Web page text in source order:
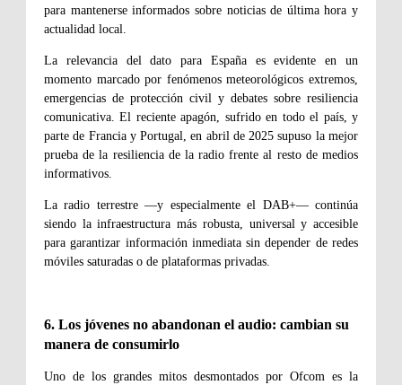
para mantenerse informados sobre noticias de última hora y
actualidad local.
La relevancia del dato para España es evidente en un
momento marcado por fenómenos meteorológicos extremos,
emergencias de protección civil y debates sobre resiliencia
comunicativa. El reciente apagón, sufrido en todo el país, y
parte de Francia y Portugal, en abril de 2025 supuso la mejor
prueba de la resiliencia de la radio frente al resto de medios
informativos.
La radio terrestre —y especialmente el DAB+— continúa
siendo la infraestructura más robusta, universal y accesible
para garantizar información inmediata sin depender de redes
móviles saturadas o de plataformas privadas.
6. Los jóvenes no abandonan el audio: cambian su
manera de consumirlo
Uno de los grandes mitos desmontados por Ofcom es la